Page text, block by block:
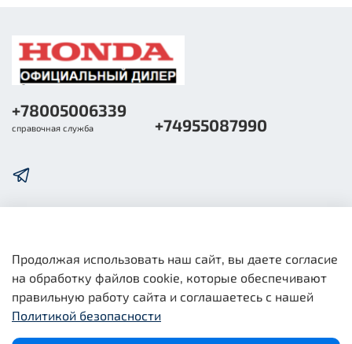
Общая информация
Юридическая информация
+78005006339
справочная служба +74955087990
Продолжая использовать наш сайт, вы даете согласие
на обработку файлов cookie, которые обеспечивают
правильную работу сайта и соглашаетесь с нашей
Политикой безопасности